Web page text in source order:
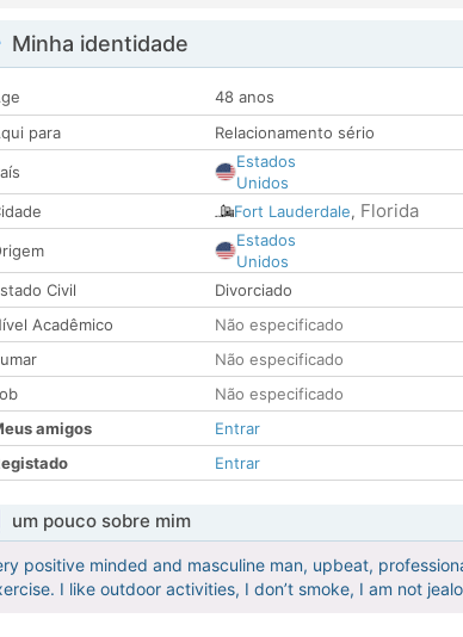
Minha identidade
48 anos
para
Relacionamento sério
Estados
Unidos
Fort Lauderdale, Florida
Estados
Unidos
Civil
Divorciado
Acadêmico
Não especificado
Não especificado
Não especificado
amigos
Entrar
Entrar
um pouco sobre mim
positive minded and masculine man, upbeat,
I like outdoor activities, I don’t smoke, I am not